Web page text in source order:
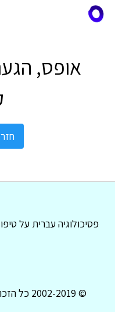
אופס,
פסיכולוגיה עברית על
© 2002-2019 כל הזכויות שמורות לפסיכולוגיה עברית